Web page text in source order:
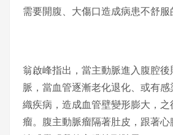
需要開腹、大傷口造成病患不舒服
翁啟峰指出，當主動脈進入腹腔後
脈，當血管逐漸老化退化、或有感
織疾病，造成血管壁變形膨大，之
瘤。腹主動脈瘤隔著肚皮，跟著